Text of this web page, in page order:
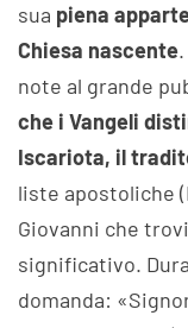
sua piena
Chiesa nascente
note al grande
che i Vangeli
Iscariota, il
liste apostoliche
Giovanni che
significativo.
domanda: